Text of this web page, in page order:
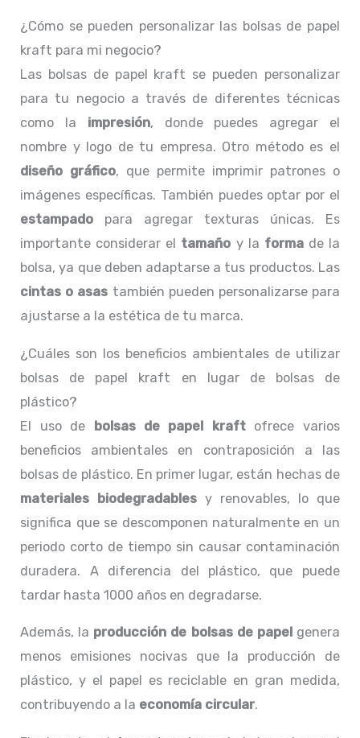
¿Cómo se pueden personalizar las bolsas de papel
kraft para mi negocio?
Las bolsas de papel kraft se pueden personalizar
para tu negocio a través de diferentes técnicas
como la impresión, donde puedes agregar el
nombre y logo de tu empresa. Otro método es el
diseño gráfico, que permite imprimir patrones o
imágenes específicas. También puedes optar por el
estampado para agregar texturas únicas. Es
importante considerar el tamaño y la formade la
bolsa, ya que deben adaptarse a tus productos. Las
cintas o asas también pueden personalizarse para
ajustarse a la estética de tu marca.
¿Cuáles son los beneficios ambientales de utilizar
bolsas de papel kraft en lugar de bolsas de
plástico?
El uso de bolsas de papel kraftofrece varios
beneficios ambientales en contraposición a las
bolsas de plástico. En primer lugar, están hechas de
materiales biodegradables y renovables, lo que
significa que se descomponen naturalmente en un
periodo corto de tiempo sin causar contaminación
duradera. A diferencia del plástico, que puede
tardar hasta 1000 años en degradarse.
Además, la producción de bolsas de papel genera
menos emisiones nocivas que la producción de
plástico, y el papel es reciclable en gran medida,
contribuyendo a la economía circular.